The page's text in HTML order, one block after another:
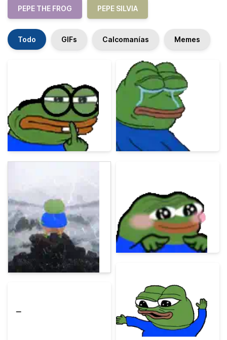
PEPE THE FROG PEPE SILVIA
Todo GIFs Calcomanías Memes